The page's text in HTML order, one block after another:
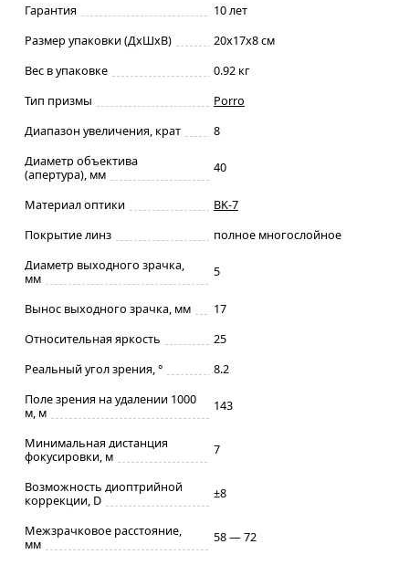
Гарантия
10 лет
Размер упаковки (ДxШxВ)
20x17x8 см
Вес в упаковке
0.92 кг
Тип призмы
Porro
Диапазон увеличения, крат
8
Диаметр объектива
(апертура), мм
40
Материал оптики
BK-7
Покрытие линз
полное многослойное
Диаметр выходного зрачка,
мм
5
Вынос выходного зрачка, мм
17
Относительная яркость
25
Реальный угол зрения, °
8.2
Поле зрения на удалении 1000
м, м
143
Минимальная дистанция
фокусировки, м
7
Возможность диоптрийной
коррекции, D
±8
Межзрачковое расстояние,
мм
58 — 72